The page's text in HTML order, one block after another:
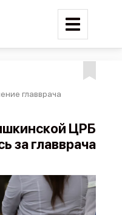
главврача
ЦРБ
за главврача